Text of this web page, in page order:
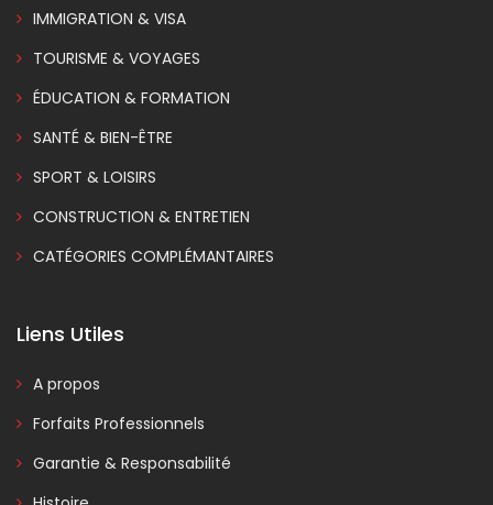
IMMIGRATION & VISA
TOURISME & VOYAGES
ÉDUCATION & FORMATION
SANTÉ & BIEN-ÊTRE
SPORT & LOISIRS
CONSTRUCTION & ENTRETIEN
CATÉGORIES COMPLÉMANTAIRES
Liens Utiles
A propos
Forfaits Professionnels
Garantie & Responsabilité